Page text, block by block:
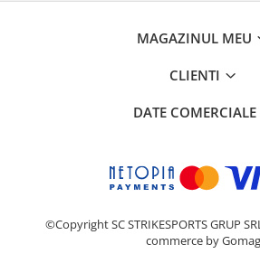
MAGAZINUL MEU
CLIENTI
DATE COMERCIALE
©Copyright SC STRIKESPORTS GRUP
commerce by Gomag